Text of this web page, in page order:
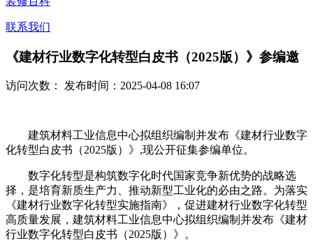
联系我们
《建材行业数字化转型白皮书（2025版）》参编邀
访问次数： 发布时间：2025-04-08 16:07
建筑材料工业信息中心拟组织编制并发布《建材行业数字
化转型白皮书（2025版）》,现公开征集参编单位。
数字化转型是构筑数字化时代国家竞争新优势的战略选
择，是培育新质生产力、推动新型工业化的必由之路。为落实
《建材行业数字化转型实施指南》，促进建材行业数字化转型
高质量发展，建筑材料工业信息中心拟组织编制并发布《建材
行业数字化转型白皮书（2025版）》。